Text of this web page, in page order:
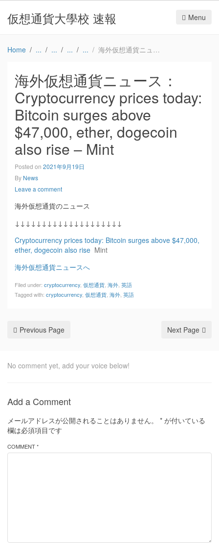
仮想通貨大學校 速報 Menu
Home 海外仮想通貨ニュース：Cryptocurrency prices today: Bitcoin surges above $47,000, ether, dogecoin also rise – Mint
海外仮想通貨ニュース：
Cryptocurrency prices today:
Bitcoin surges above
$47,000, ether, dogecoin
also rise – Mint
Posted on 2021年9月19日
By News
Leave a comment
海外仮想通貨のニュース
↓↓↓↓↓↓↓↓↓↓↓↓↓↓↓↓↓↓↓↓
Cryptocurrency prices today: Bitcoin surges above $47,000,
ether, dogecoin also rise Mint
海外仮想通貨ニュースへ
Filed under: cryptocurrency 仮想通貨 海外 英語
Tagged with: cryptocurrency 仮想通貨 海外 英語
Previous Page Next Page
No comment yet, add your voice below!
Add a Comment
メールアドレスが公開されることはありません。 * が付いている
欄は必須項目です
COMMENT *